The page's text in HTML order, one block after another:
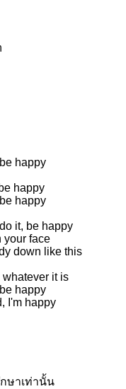
happy
happy
happy
it, be happy
your face
down like this
it is
happy
I'm happy
ษาเท่านั้น